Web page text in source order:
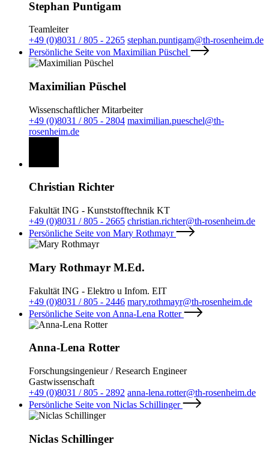
Stephan Puntigam
Teamleiter
+49 (0)8031 / 805 - 2265 stephan.puntigam@th-rosenheim.de
Persönliche Seite von Maximilian Püschel
Maximilian Püschel
Wissenschaftlicher Mitarbeiter
+49 (0)8031 / 805 - 2804 maximilian.pueschel@th-
rosenheim.de
Christian Richter
Fakultät ING - Kunststofftechnik KT
+49 (0)8031 / 805 - 2665 christian.richter@th-rosenheim.de
Persönliche Seite von Mary Rothmayr
Mary Rothmayr M.Ed.
Fakultät ING - Elektro u Infom. EIT
+49 (0)8031 / 805 - 2446 mary.rothmayr@th-rosenheim.de
Persönliche Seite von Anna-Lena Rotter
Anna-Lena Rotter
Forschungsingenieur / Research Engineer
Gastwissenschaft
+49 (0)8031 / 805 - 2892 anna-lena.rotter@th-rosenheim.de
Persönliche Seite von Niclas Schillinger
Niclas Schillinger